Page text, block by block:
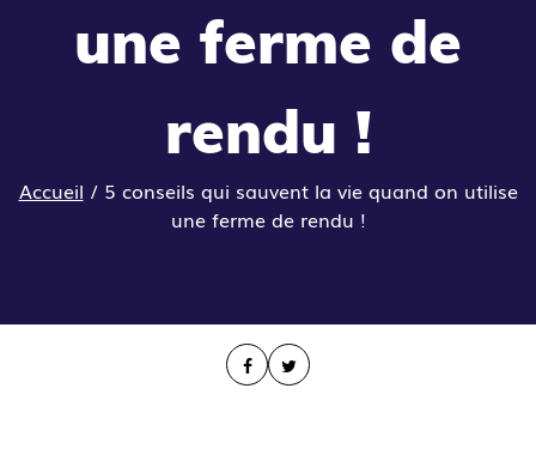
une ferme de
rendu !
Accueil / 5 conseils qui sauvent la vie quand on utilise
une ferme de rendu !